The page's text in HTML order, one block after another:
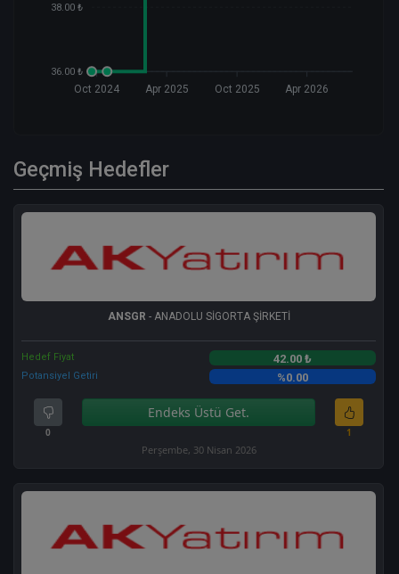
38.00 ₺
36.00 ₺
Oct 2024 Apr 2025 Oct 2025 Apr 2026
Geçmiş Hedefler
ANSGR - ANADOLU SİGORTA ŞİRKETİ
Hedef Fiyat 42.00 ₺
Potansiyel Getiri %0.00
0
Endeks Üstü Get.
1
Perşembe, 30 Nisan 2026